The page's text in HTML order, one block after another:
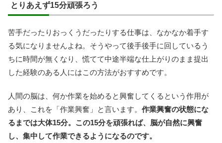
とりあえず15分頑張ろう
苦手だったりおっくうだったりする仕事は、なかなか着手す
る気になりませんよね。そうやって後手後手に回しているう
ちに時間が無くなり、慌てて中途半端な仕上がりのまま提出
した経験のある人にはこの方法がおすすめです。
人間の脳は、何か作業を始めると興奮してくるという作用が
あり、これを「作業興奮」と言います。 作業興奮の状態にな
るまでは大体15分。この15分を頑張れば、脳が自然に興奮
し、集中して作業できるようになるのです。